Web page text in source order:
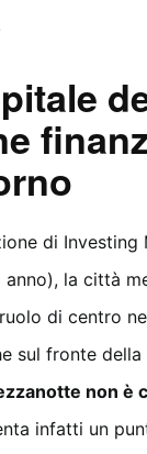
di Investing
la città
di centro
sul fronte
non è
infatti un